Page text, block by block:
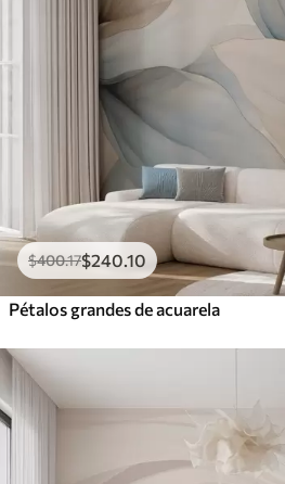
$400.17$240 .10
Pétalos grandes de acuarela